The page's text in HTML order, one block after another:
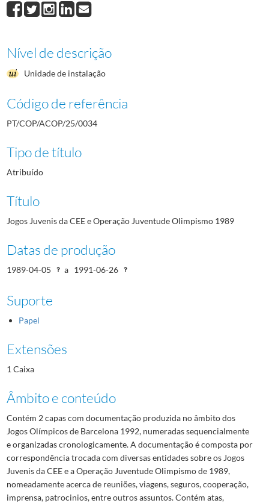
Nível de descrição
Unidade de instalação
Código de referência
PT/COP/ACOP/25/0034
Tipo de título
Atribuído
Título
Jogos Juvenis da CEE e Operação Juventude Olimpismo 1989
Datas de produção
1989-04-05 a 1991-06-26
Suporte
Papel
Extensões
1 Caixa
Âmbito e conteúdo
Contém 2 capas com documentação produzida no âmbito dos
Jogos Olímpicos de Barcelona 1992, numeradas sequencialmente
e organizadas cronologicamente. A documentação é composta por
correspondência trocada com diversas entidades sobre os Jogos
Juvenis da CEE e a Operação Juventude Olimpismo de 1989,
nomeadamente acerca de reuniões, viagens, seguros, cooperação,
imprensa, patrocinios, entre outros assuntos. Contém atas,